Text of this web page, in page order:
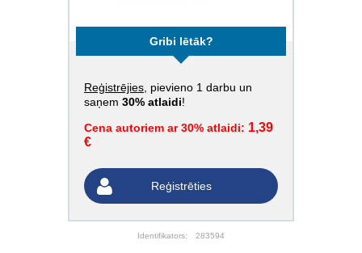
Gribi lētāk?
Reģistrējies , pievieno 1 darbu un
saņem 30% atlaidi!
Cena autoriem ar 30% atlaidi: 1,39
€
Reģistrēties
Identifikators: 283594